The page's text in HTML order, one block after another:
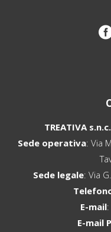
TREATIVA
Sede operativa: Via
Sede legale: Via
E-mail:
E-mail